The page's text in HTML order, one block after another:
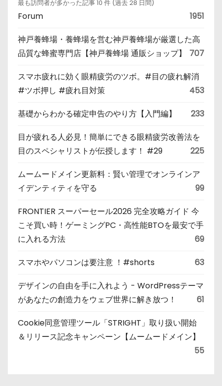
最も訪問者が多かった記事 10 件 (過去 28 日間)
Forum 1951
神戸養蜂場・養蜂場を営む神戸養蜂場が厳選した高
品質な蜂蜜専門店【神戸養蜂場 通販ショップ】
707
スマホ疲れに効く眼精疲労のツボ。#目の疲れ解消
#ツボ押し #疲れ目対策
453
基礎からわかる確定申告のやり方【入門編】 233
目が疲れる人必見！簡単にできる眼精疲労改善法を
目のスペシャリストが伝授します！ #29
225
ムームードメイン更新料：賢い管理でオンラインア
イデンティティを守る
99
FRONTIER スーパーセール2026 完全攻略ガイド 今
こそ買い時！ゲーミングPC・高性能BTOを最安で手
に入れる方法
69
スマホやパソコンは要注意 ！#shorts 63
デザインの自由を手に入れよう - WordPressテーマ
があなたの創造力をウェブ世界に解き放つ！
61
Cookie同意管理ツール「STRIGHT」取り扱い開始
＆リリース記念キャンペーン【ムームードメイン】
55